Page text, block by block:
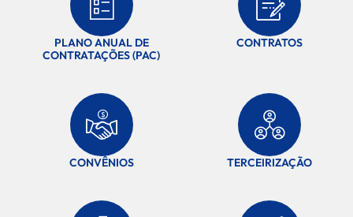
PLANO ANUAL DE
CONTRATAÇÕES (PAC)
CONTRATOS
CONVÊNIOS TERCEIRIZAÇÃO